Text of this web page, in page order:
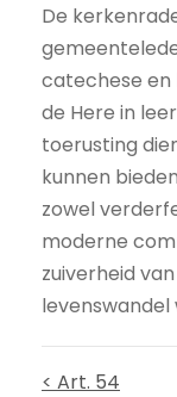
De
catechese en
de Here in
toerusting
kunnen
zowel
moderne
zuiverheid
< Art. 54